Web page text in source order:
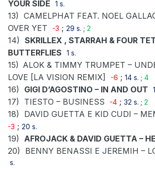
YOUR SIDE
1 s.
13) CAMELPHAT FEAT. NOEL
OVER YET
-3 ; 29 s. ; 2
14) SKRILLEX , STARRAH & FOUR
BUTTERFLIES
1 s.
15) ALOK & TIMMY TRUMPET –
LOVE [LA VISION REMIX]
-6 ; 14 s. ; 4
16) GIGI D’AGOSTINO – IN AND OUT
17) TIESTO – BUSINESS -4 ; 32 s. ; 2
18) DAVID GUETTA E KID CUDI –
-3 ; 20 s.
19) AFROJACK & DAVID GUETTA –
20) BENNY BENASSI E JEREMIH –
s.